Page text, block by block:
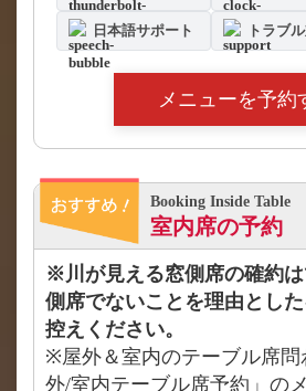
日本語サポート トラブ
メニューを予約
Booking Inside Table
室内席の予約
※川が見える窓側席の確約
側席でないことを理由とし
控えください。
※屋外＆室内のテーブル席問
外/室内テーブル席予約」の